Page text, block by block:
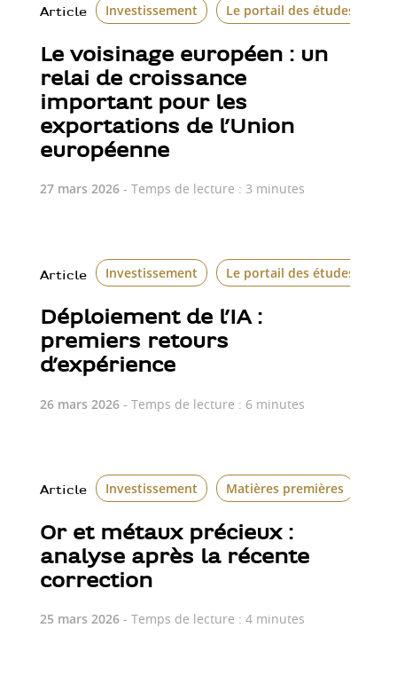
Article Investissement Le portail des études
Le voisinage européen : un
relai de croissance
important pour les
exportations de l’Union
européenne
27 mars 2026- Temps de lecture : 3 minutes
Article Investissement Le portail des études
Déploiement de l’IA :
premiers retours
d’expérience
26 mars 2026- Temps de lecture : 6 minutes
Article Investissement Matières premières
Or et métaux précieux :
analyse après la récente
correction
25 mars 2026- Temps de lecture : 4 minutes